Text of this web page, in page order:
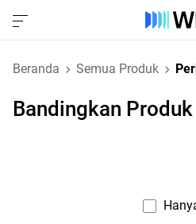
Beranda Semua Produk
Bandingkan Produk